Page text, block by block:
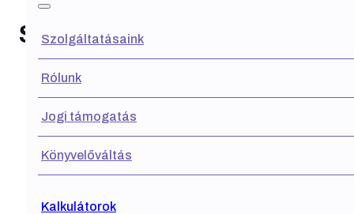
Szolgáltatásaink
Rólunk
Jogi támogatás
Könyvelőváltás
Kalkulátorok
SZJA 2023